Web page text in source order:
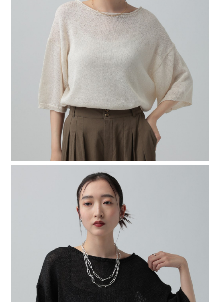
買賣價金債權讓與本公司後，依約使用本公司帳單繳交帳款。
2.基於同意付款使用「大哥付你分期」之契約關係目的，商店將以您的個人
資料（包含姓名、電話或地址）提供予台灣大哥大進項蒐集、處理及利用，
由本公司與您本人進行分期帳單所需資料之確認、核對及更正。
3.完整用戶服務條款，請詳閱以下連結：
https://oppay.tw/userRule
購買商品的店家。未經商家同意取消之訂單仍視為有效，需透過AFTEE先享
後付繳納相關費用。
※ 交易是否成功請以「AFTEE先享後付 」之結帳頁面顯示為準，若有關於
是否繳費成功／繳費後需取消欲退款等相關疑問，請聯繫「AFTEE先享後付
客戶支援中心」 https://netprotections.freshdesk.com/support/home
１．透過由恩沛科技股份有限公司提供之「AFTEE先享後付」服務完成之交
易，需依本服務之必要範圍內提供個人資料，並將交易相關給付款項請求債
權轉讓予恩沛科技股份有限公司。
２．關於個人資料處理事宜，請瀏覽以下網址： https://aftee.tw/terms/#terms3
３．未成年的使用者請事先徵得法定代理人或監護人之同意方可使用
「AFTEE先享後付」，若未經同意申辦者引起之損失，本公司不負相關責
４．使用「AFTEE先享後付」時，將依據個別帳號之用戶狀況，依本公司即
時審查核予不同之上限額度；若仍有額度不足之情形，本公司將視審查結果
請求用戶進行身份認證。
５．嚴禁一人註冊多個帳號或使用他人資訊註冊。若發現惡意使用之情形，
恩沛科技股份有限公司將有權停止該用戶之使用額度並採取法律行動。
每筆NT$80，滿NT$1,500(含以上)免運費
每筆NT$80，滿NT$1,500(含以上)免運費